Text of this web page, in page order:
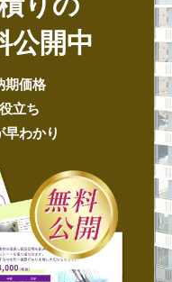
公開中
期価格
立ち
早わかり